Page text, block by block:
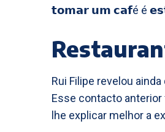
𝘁𝗼𝗺𝗮𝗿 𝘂𝗺 𝗰𝗮𝗳é é
Rui Filipe revelou
Esse contacto anterior
lhe explicar melhor a